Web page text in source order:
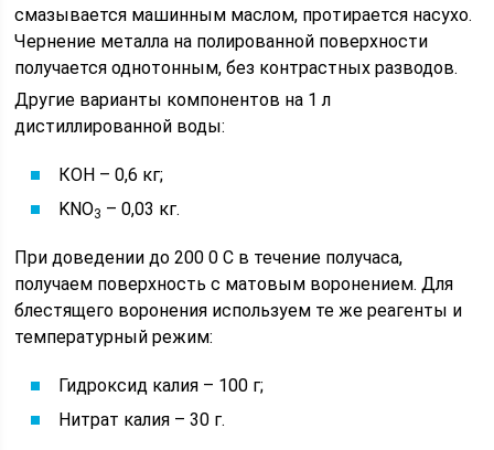
смазывается машинным маслом, протирается насухо.
Чернение металла на полированной поверхности
получается однотонным, без контрастных разводов.
Другие варианты компонентов на 1 л
дистиллированной воды:
КОН – 0,6 кг;
KNO3 – 0,03 кг.
При доведении до 200 0 С в течение получаса,
получаем поверхность с матовым воронением. Для
блестящего воронения используем те же реагенты и
температурный режим:
Гидроксид калия – 100 г;
Нитрат калия – 30 г.